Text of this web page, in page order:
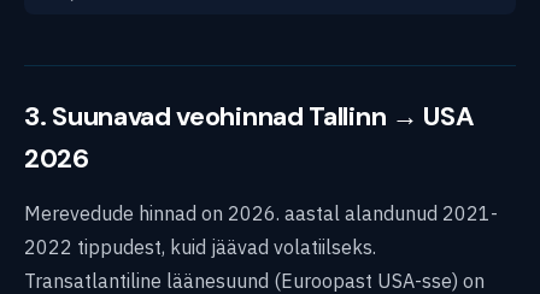
3. Suunavad veohinnad Tallinn → USA
2026
Merevedude hinnad on 2026. aastal alandunud 2021-
2022 tippudest, kuid jäävad volatiilseks.
Transatlantiline läänesuund (Euroopast USA-sse) on